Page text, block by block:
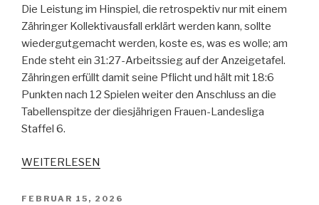
Die Leistung im Hinspiel, die retrospektiv nur mit einem
Zähringer Kollektivausfall erklärt werden kann, sollte
wiedergutgemacht werden, koste es, was es wolle; am
Ende steht ein 31:27-Arbeitssieg auf der Anzeigetafel.
Zähringen erfüllt damit seine Pflicht und hält mit 18:6
Punkten nach 12 Spielen weiter den Anschluss an die
Tabellenspitze der diesjährigen Frauen-Landesliga
Staffel 6.
WEITERLESEN
FEBRUAR 15, 2026